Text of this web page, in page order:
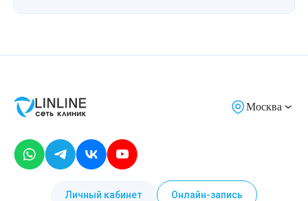
Москва
Личный кабинет Онлайн-запись